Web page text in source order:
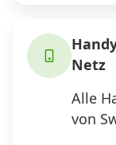
Netz
Alle
von